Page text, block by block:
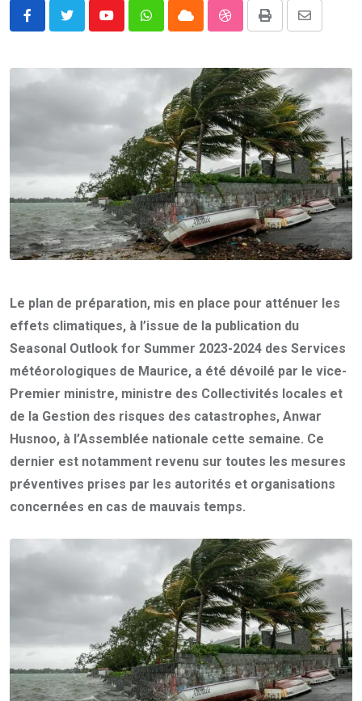
YoutubeWhatsappCloud StumbleUpon
Print
Share
Email
Le plan de préparation, mis en place pour atténuer les
effets climatiques, à l’issue de la publication du
Seasonal Outlook for Summer 2023-2024 des Services
météorologiques de Maurice, a été dévoilé par le vice-
Premier ministre, ministre des Collectivités locales et
de la Gestion des risques des catastrophes, Anwar
Husnoo, à l’Assemblée nationale cette semaine. Ce
dernier est notamment revenu sur toutes les mesures
préventives prises par les autorités et organisations
concernées en cas de mauvais temps.